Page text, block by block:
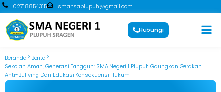
02718854315 smansaplupuh@gmail.com
Hubungi
Beranda
Berita
Sekolah Aman, Generasi Tangguh: SMA Negeri 1 Plupuh Gaungkan Gerakan
Anti-Bullying Dan Edukasi Konsekuensi Hukum